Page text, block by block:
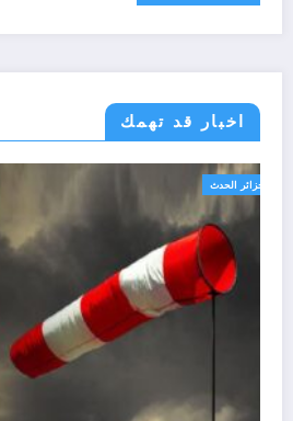
اخبار قد تهمك
الجزائر الحدث